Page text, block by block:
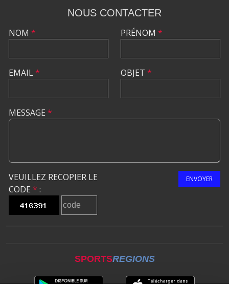
NOUS CONTACTER
NOM *
EMAIL*
PRÉNOM *
OBJET *
MESSAGE *
VEUILLEZ RECOPIER LE
CODE * :
ENVOYER
SPORTSREGIONS